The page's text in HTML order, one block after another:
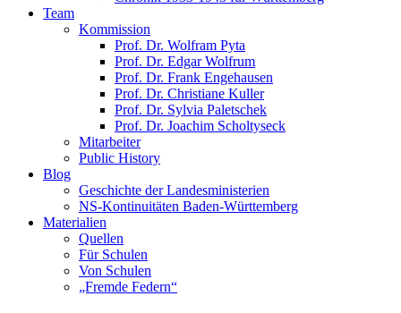
Team
Kommission
Prof. Dr. Wolfram Pyta
Prof. Dr. Edgar Wolfrum
Prof. Dr. Frank Engehausen
Prof. Dr. Christiane Kuller
Prof. Dr. Sylvia Paletschek
Prof. Dr. Joachim Scholtyseck
Mitarbeiter
Public History
Blog
Geschichte der Landesministerien
NS-Kontinuitäten Baden-Württemberg
Materialien
Quellen
Für Schulen
Von Schulen
„Fremde Federn“